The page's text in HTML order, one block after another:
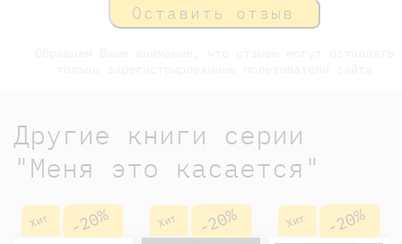
Оставить отзыв
Другие книги серии
"Меня это касается"
Хит -20% Хит -20% Хит -20%